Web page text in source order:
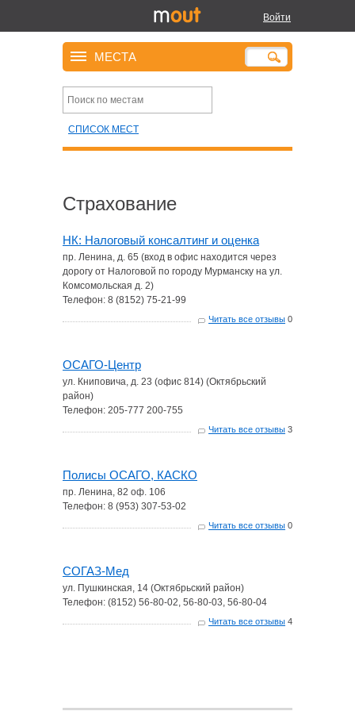
Войти
МЕСТА
СПИСОК МЕСТ
Страхование
НК: Налоговый консалтинг и оценка
пр. Ленина, д. 65 (вход в офис находится через
дорогу от Налоговой по городу Мурманску на ул.
Комсомольская д. 2)
Телефон: 8 (8152) 75-21-99
Читать все отзывы 0
ОСАГО-Центр
ул. Книповича, д. 23 (офис 814) (Октябрьский
район)
Телефон: 205-777 200-755
Читать все отзывы 3
Полисы ОСАГО, КАСКО
пр. Ленина, 82 оф. 106
Телефон: 8 (953) 307-53-02
Читать все отзывы 0
СОГАЗ-Мед
ул. Пушкинская, 14 (Октябрьский район)
Телефон: (8152) 56-80-02, 56-80-03, 56-80-04
Читать все отзывы 4